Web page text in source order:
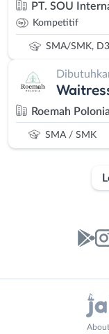
PT. SOU
Kompetitif
SMA/SMK,
Roemah Polonia
SMA / SMK